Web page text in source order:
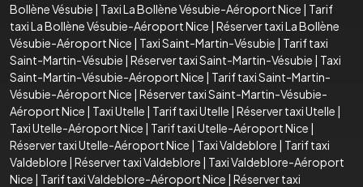
Bollène Vésubie | Taxi La Bollène Vésubie-Aéroport Nice | Tarif
taxi La Bollène Vésubie-Aéroport Nice | Réserver taxi La Bollène
Vésubie-Aéroport Nice | Taxi Saint-Martin-Vésubie | Tarif taxi
Saint-Martin-Vésubie | Réserver taxi Saint-Martin-Vésubie | Taxi
Saint-Martin-Vésubie-Aéroport Nice | Tarif taxi Saint-Martin-
Vésubie-Aéroport Nice | Réserver taxi Saint-Martin-Vésubie-
Aéroport Nice | Taxi Utelle | Tarif taxi Utelle | Réserver taxi Utelle |
Taxi Utelle-Aéroport Nice | Tarif taxi Utelle-Aéroport Nice |
Réserver taxi Utelle-Aéroport Nice | Taxi Valdeblore | Tarif taxi
Valdeblore | Réserver taxi Valdeblore | Taxi Valdeblore-Aéroport
Nice | Tarif taxi Valdeblore-Aéroport Nice | Réserver taxi